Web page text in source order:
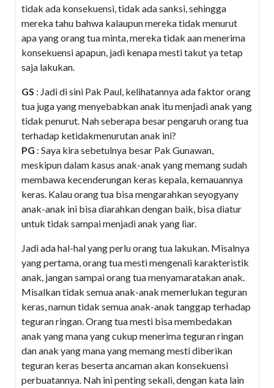
tidak ada konsekuensi, tidak ada sanksi, sehingga
mereka tahu bahwa kalaupun mereka tidak menurut
apa yang orang tua minta, mereka tidak aan menerima
konsekuensi apapun, jadi kenapa mesti takut ya tetap
saja lakukan.
GS : Jadi di sini Pak Paul, kelihatannya ada faktor orang
tua juga yang menyebabkan anak itu menjadi anak yang
tidak penurut. Nah seberapa besar pengaruh orang tua
terhadap ketidakmenurutan anak ini?
PG : Saya kira sebetulnya besar Pak Gunawan,
meskipun dalam kasus anak-anak yang memang sudah
membawa kecenderungan keras kepala, kemauannya
keras. Kalau orang tua bisa mengarahkan seyogyany
anak-anak ini bisa diarahkan dengan baik, bisa diatur
untuk tidak sampai menjadi anak yang liar.
Jadi ada hal-hal yang perlu orang tua lakukan. Misalnya
yang pertama, orang tua mesti mengenali karakteristik
anak, jangan sampai orang tua menyamaratakan anak.
Misalkan tidak semua anak-anak memerlukan teguran
keras, namun tidak semua anak-anak tanggap terhadap
teguran ringan. Orang tua mesti bisa membedakan
anak yang mana yang cukup menerima teguran ringan
dan anak yang mana yang memang mesti diberikan
teguran keras beserta ancaman akan konsekuensi
perbuatannya. Nah ini penting sekali, dengan kata lain